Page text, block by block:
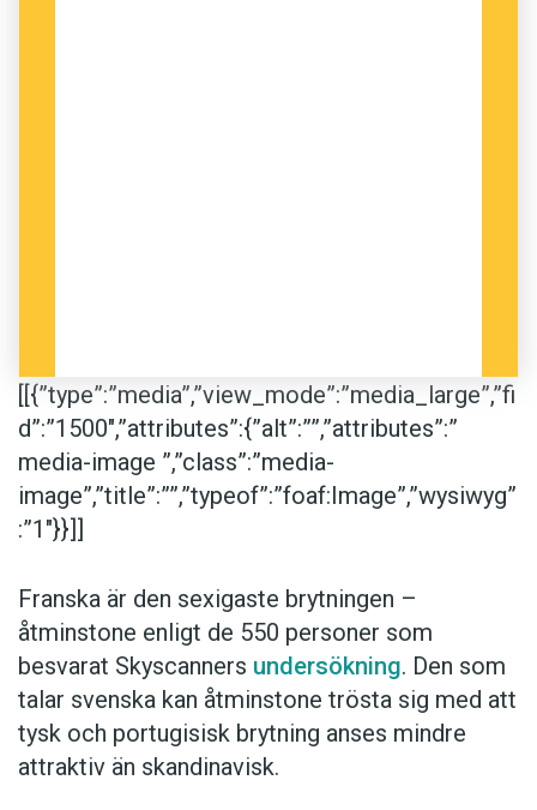
[[{”type”:”media”,”view_mode”:”media_large”,”fi
d”:”1500″,”attributes”:{”alt”:””,”attributes”:”
media-image ”,”class”:”media-
image”,”title”:””,”typeof”:”foaf:Image”,”wysiwyg”
:”1″}}]]
Franska är den sexigaste brytningen –
åtminstone enligt de 550 personer som
besvarat Skyscanners undersökning. Den som
talar svenska kan åtminstone trösta sig med att
tysk och portugisisk brytning anses mindre
attraktiv än skandinavisk.